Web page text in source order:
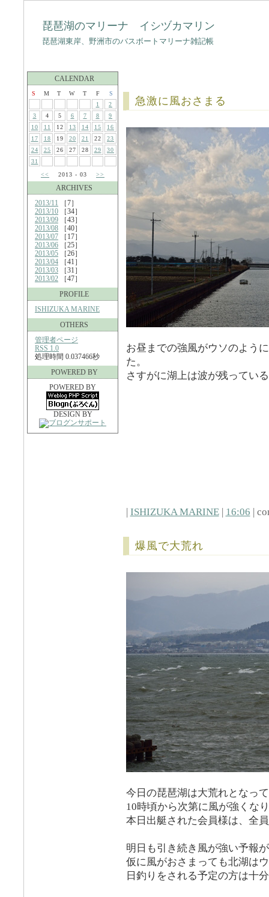
琵琶湖のマリーナ イシヅカマリン
琵琶湖東岸、野洲市のバスボートマリーナ雑記帳
CALENDAR
S M T W T F
S
1
2
3
4 5 6 7 8
9
10
11 12 13 14 15
16
17
18 19 20 21 22
23
24
25 26 27 28 29
30
31
<<
2013 - 03 >>
ARCHIVES
2013/11 ［7］
2013/10 ［34］
2013/09 ［43］
2013/08 ［40］
2013/07 ［17］
2013/06 ［25］
2013/05 ［26］
2013/04 ［41］
2013/03 ［31］
2013/02 ［47］
PROFILE
ISHIZUKA MARINE
OTHERS
管理者ページ
RSS 1.0
処理時間 0.037466秒
POWERED BY
POWERED BY
DESIGN BY
急激に風おさまる
お昼までの強風がウソのよう
た。
さすがに湖上は波が残ってい
| ISHIZUKA MARINE| 16:06 |
爆風で大荒れ
今日の琵琶湖は大荒れとなっ
10時頃から次第に風が強くな
本日出艇された会員様は、全
明日も引き続き風が強い予報
仮に風がおさまっても北湖は
日釣りをされる予定の方は十